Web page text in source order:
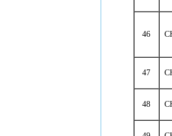
46
47
48